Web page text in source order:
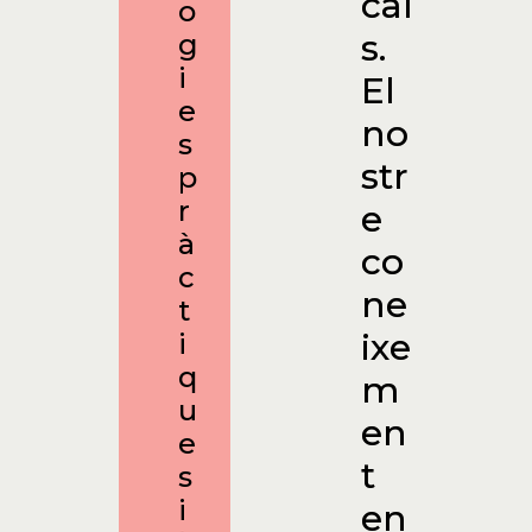
o
g
i
e
s
p
r
à
c
t
i
q
u
e
s
i
s.
El
no
str
e
co
ne
ixe
m
en
t
en